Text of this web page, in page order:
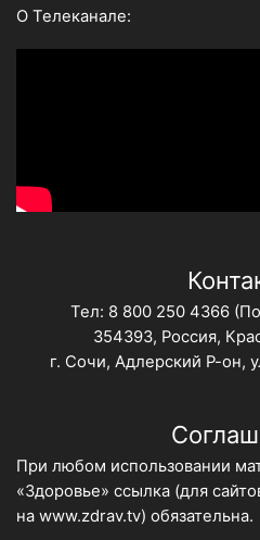
О Телеканале:
Тел: 8 800 250 4366
354393, Россия,
г. Сочи, Адлерский Р-он,
При любом использовании
«Здоровье» ссылка (для
на www.zdrav.tv) обязательна.